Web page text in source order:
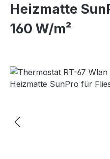
Heizmatte
160 W/m²
Bildergalerie überspringen